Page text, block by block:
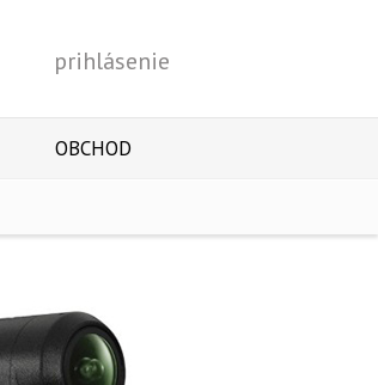
prihlásenie
OBCHOD